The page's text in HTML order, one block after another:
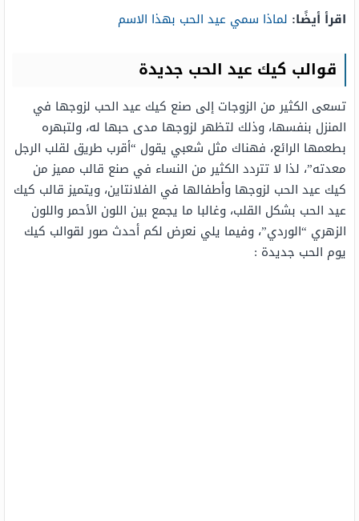
اقرأ أيضًا: لماذا سمي عيد الحب بهذا الاسم
قوالب كيك عيد الحب جديدة
تسعى الكثير من الزوجات إلى صنع كيك عيد الحب لزوجها في
المنزل بنفسها، وذلك لتظهر لزوجها مدى حبها له، ولتبهره
بطعمها الرائع، فهناك مثل شعبي يقول “أقرب طريق لقلب الرجل
معدته”، لذا لا تتردد الكثير من النساء في صنع قالب مميز من
كيك عيد الحب لزوجها وأطفالها في الفلانتاين، ويتميز قالب كيك
عيد الحب بشكل القلب، وغالبا ما يجمع بين اللون الأحمر واللون
الزهري “الوردي”، وفيما يلي نعرض لكم أحدث صور لقوالب كيك
يوم الحب جديدة :